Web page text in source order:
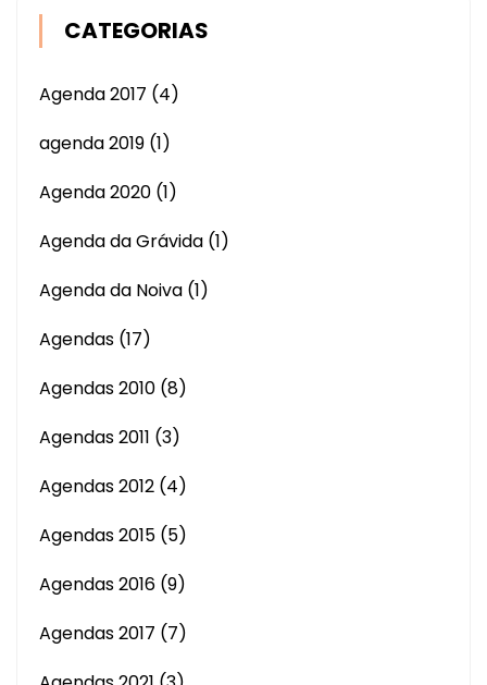
CATEGORIAS
Agenda 2017 (4)
agenda 2019 (1)
Agenda 2020 (1)
Agenda da Grávida (1)
Agenda da Noiva (1)
Agendas (17)
Agendas 2010 (8)
Agendas 2011 (3)
Agendas 2012 (4)
Agendas 2015 (5)
Agendas 2016 (9)
Agendas 2017 (7)